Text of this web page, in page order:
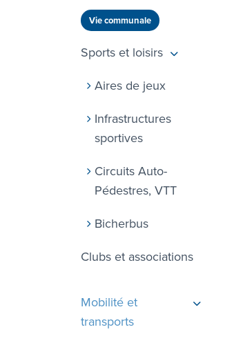
Vie communale
Sports et loisirs
Aires de jeux
Infrastructures
sportives
Circuits Auto-
Pédestres, VTT
Bicherbus
Clubs et associations
Mobilité et
transports